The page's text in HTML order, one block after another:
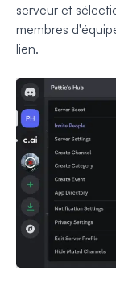
serveur et
membres
lien.